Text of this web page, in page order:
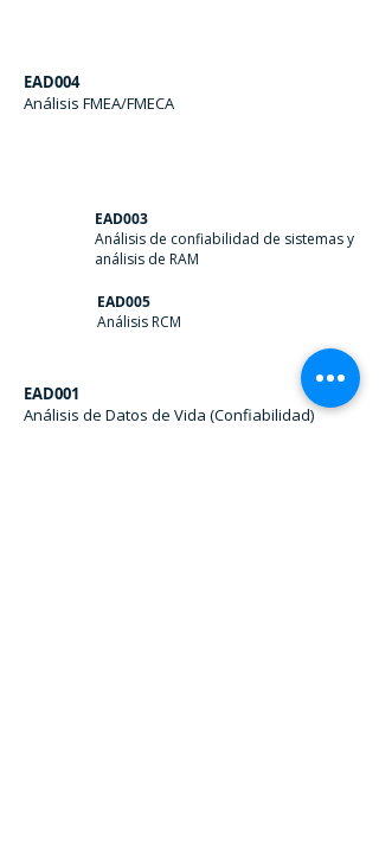
EAD004
Análisis FMEA/FMECA
EAD003
Análisis de confiabilidad de sistemas y
análisis de RAM
EAD005
Análisis RCM
EAD001
Análisis de Datos de Vida (Confiabilidad)